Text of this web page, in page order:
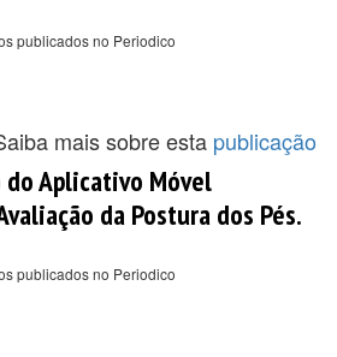
publicados no Periodico
mais sobre esta publicação
Aplicativo Móvel
da Postura dos Pés.
publicados no Periodico